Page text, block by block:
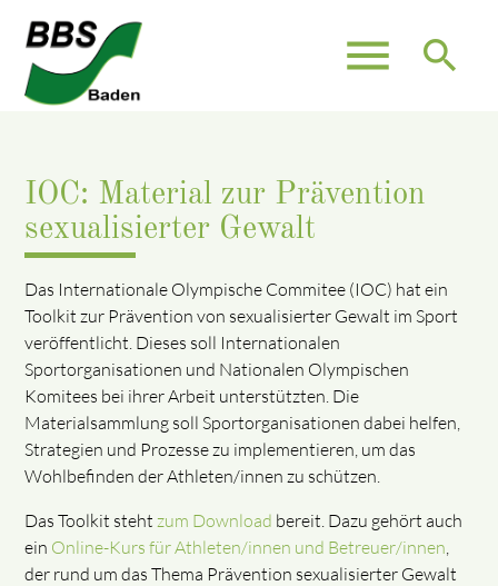
menu search
IOC: Material zur Prävention
sexualisierter Gewalt
Das Internationale Olympische Commitee (IOC) hat ein
Toolkit zur Prävention von sexualisierter Gewalt im Sport
veröffentlicht. Dieses soll Internationalen
Sportorganisationen und Nationalen Olympischen
Komitees bei ihrer Arbeit unterstützten. Die
Materialsammlung soll Sportorganisationen dabei helfen,
Strategien und Prozesse zu implementieren, um das
Wohlbefinden der Athleten/innen zu schützen.
Das Toolkit stehtzum Download bereit. Dazu gehört auch
ein Online-Kurs für Athleten/innen und Betreuer/innen,
der rund um das Thema Prävention sexualisierter Gewalt